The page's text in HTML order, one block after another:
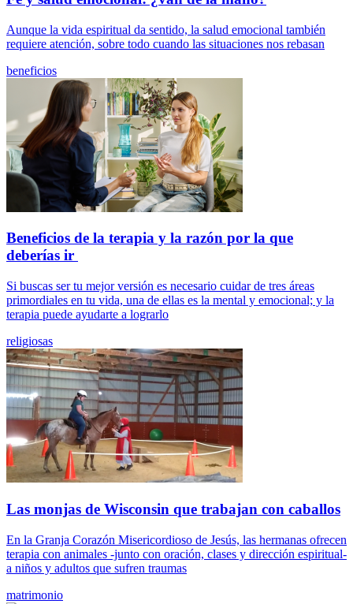
Aunque la vida espiritual da sentido, la salud emocional también
requiere atención, sobre todo cuando las situaciones nos rebasan
beneficios
Beneficios de la terapia y la razón por la que
deberías ir
Si buscas ser tu mejor versión es necesario cuidar de tres áreas
primordiales en tu vida, una de ellas es la mental y emocional; y la
terapia puede ayudarte a lograrlo
religiosas
Las monjas de Wisconsin que trabajan con caballos
En la Granja Corazón Misericordioso de Jesús, las hermanas ofrecen
terapia con animales -junto con oración, clases y dirección espiritual-
a niños y adultos que sufren traumas
matrimonio